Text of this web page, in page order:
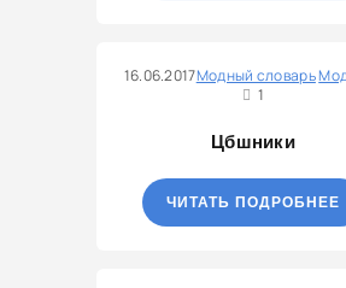
16.06.2017Модный словарь
1
Цбшники
ЧИТАТЬ ПОДРОБНЕЕ